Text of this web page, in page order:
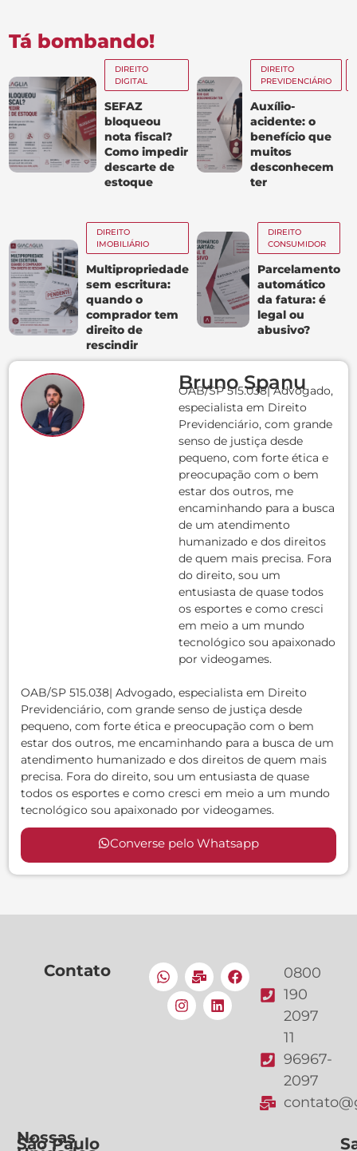
Bruno Spanu
OAB/SP 515.038| Advogado,
especialista em Direito
Previdenciário, com grande
senso de justiça desde
pequeno, com forte ética e
preocupação com o bem
estar dos outros, me
encaminhando para a busca
de um atendimento
humanizado e dos direitos
de quem mais precisa. Fora
do direito, sou um
entusiasta de quase todos
os esportes e como cresci
em meio a um mundo
tecnológico sou apaixonado
por videogames.
OAB/SP 515.038| Advogado, especialista em Direito
Previdenciário, com grande senso de justiça desde
pequeno, com forte ética e preocupação com o bem
estar dos outros, me encaminhando para a busca de um
atendimento humanizado e dos direitos de quem mais
precisa. Fora do direito, sou um entusiasta de quase
todos os esportes e como cresci em meio a um mundo
tecnológico sou apaixonado por videogames.
Converse pelo Whatsapp
Tá bombando!
DIREITO
DIGITAL
SEFAZ
bloqueou
nota fiscal?
Como impedir
descarte de
estoque
DIREITO
IMOBILIÁRIO
Multipropriedade
sem escritura:
quando o
comprador tem
direito de
rescindir
DIREITO
PREVIDENCIÁRIO
Auxílio-
acidente: o
benefício que
muitos
desconhecem
ter
DIREITO
CONSUMIDOR
Parcelamento
automático
da fatura: é
legal ou
abusivo?
Contato
0800
190
2097
11
96967-
2097
Nossas
São Paulo